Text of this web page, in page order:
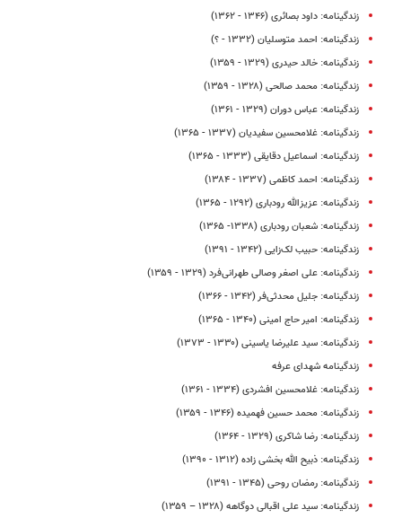
زندگینامه: داود بصائری (۱۳۴۶ - ۱۳۶۲)
زندگینامه: احمد متوسلیان (۱۳۳۲ - ؟)
زندگینامه: خالد حیدری (۱۳۲۹ - ۱۳۵۹)
زندگینامه: محمد صالحی (۱۳۲۸ - ۱۳۵۹)
زندگینامه: عباس دوران (۱۳۲۹ - ۱۳۶۱)
زندگینامه: غلامحسین سفیدیان (۱۳۳۷ - ۱۳۶۵)
زندگینامه: اسماعیل دقایقی (۱۳۳۳ - ۱۳۶۵)
زندگینامه: احمد کاظمی (۱۳۳۷ - ۱۳۸۴)
زندگینامه: عزیزالله رودباری (۱۲۹۲ - ۱۳۶۵)
زندگینامه: شعبان رودباری (۱۳۳۸- ۱۳۶۵)
زندگینامه: حبیب لک‌زایی (۱۳۴۲ - ۱۳۹۱)
زندگینامه: علی اصغر وصالی طهرانی‌فرد (۱۳۲۹ - ۱۳۵۹)
زندگینامه: جلیل محدثی‌فر (۱۳۴۲ - ۱۳۶۶)
زندگینامه: امیر حاج امینی (۱۳۴۰ - ۱۳۶۵)
زندگینامه: سید علیرضا یاسینی (۱۳۳۰ - ۱۳۷۳)
زندگینامه شهدای عرفه
زندگینامه: غلامحسین افشردی (۱۳۳۴ - ۱۳۶۱)
زندگینامه: محمد حسین فهمیده (۱۳۴۶ - ۱۳۵۹)
زندگینامه: رضا شاکری (۱۳۲۹ - ۱۳۶۴)
زندگینامه: ذبیح‌ الله بخشی‌ زاده (۱۳۱۲ - ۱۳۹۰)
زندگینامه: رمضان روحی (۱۳۴۵ - ۱۳۹۱)
زندگینامه: سید علی اقبالی دوگاهه (۱۳۲۸ – ۱۳۵۹)